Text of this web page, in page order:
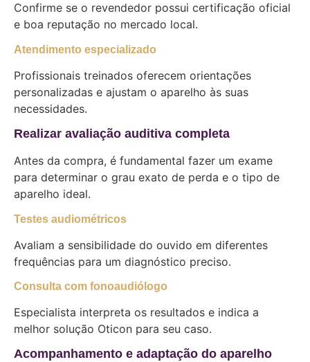
Confirme se o revendedor possui certificação oficial
e boa reputação no mercado local.
Atendimento especializado
Profissionais treinados oferecem orientações
personalizadas e ajustam o aparelho às suas
necessidades.
Realizar avaliação auditiva completa
Antes da compra, é fundamental fazer um exame
para determinar o grau exato de perda e o tipo de
aparelho ideal.
Testes audiométricos
Avaliam a sensibilidade do ouvido em diferentes
frequências para um diagnóstico preciso.
Consulta com fonoaudiólogo
Especialista interpreta os resultados e indica a
melhor solução Oticon para seu caso.
Acompanhamento e adaptação do aparelho